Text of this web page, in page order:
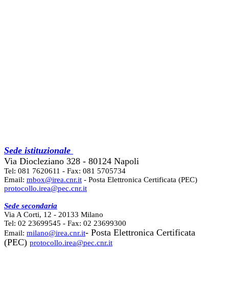
Sede istituzionale
Via Diocleziano 328 - 80124 Napoli
Tel: 081 7620611 - Fax: 081 5705734
Email: mbox@irea.cnr.it - Posta Elettronica Certificata (PEC)
protocollo.irea@pec.cnr.it
Sede secondaria
Via A Corti, 12 - 20133 Milano
Tel: 02 23699545 - Fax: 02 23699300
Email: milano@irea.cnr.it- Posta Elettronica Certificata
(PEC) protocollo.irea@pec.cnr.it